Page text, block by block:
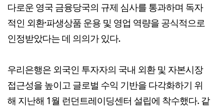
다로운 영국 금융당국의 규제 심사를 통과하며 독자
적인 외환·파생상품 운용 및 영업 역량을 공식적으로
인정받았다는 데 의의가 있다.
우리은행은 외국인 투자자의 국내 외환 및 자본시장
접근성을 높이고 글로벌 수익 기반을 다각화하기 위
해 지난해 1월 런던트레이딩센터 설립에 착수했다. 같